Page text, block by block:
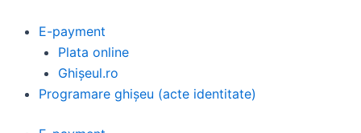
content
E-payment
Plata online
Ghișeul.ro
Programare ghișeu (acte identitate)